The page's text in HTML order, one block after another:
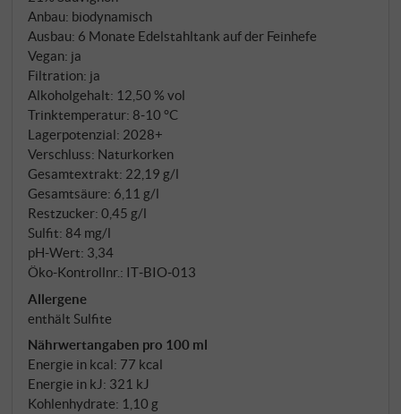
Anbau: biodynamisch
Ausbau: 6 Monate Edelstahltank auf der Feinhefe
Vegan: ja
Filtration: ja
Alkoholgehalt: 12,50 % vol
Trinktemperatur: 8‑10 °C
Lagerpotenzial: 2028+
Verschluss: Naturkorken
Gesamtextrakt: 22,19 g/l
Gesamtsäure: 6,11 g/l
Restzucker: 0,45 g/l
Sulfit: 84 mg/l
pH-Wert: 3,34
Öko-Kontrollnr.: IT‑BIO‑013
Allergene
enthält Sulfite
Nährwertangaben pro 100 ml
Energie in kcal: 77 kcal
Energie in kJ: 321 kJ
Kohlenhydrate: 1,10 g